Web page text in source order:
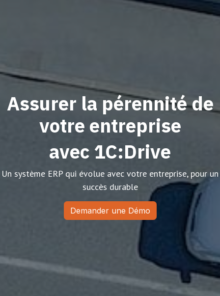
Assurer la pérennité de
votre entreprise
avec 1C:Drive
Un système ERP qui évolue avec votre entreprise, pour un
succès durable
Demander une Démo